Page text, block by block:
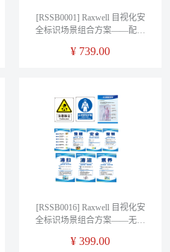
[RSSB0001] Raxwell 目视化安
全标识场景组合方案——配电
¥ 739.00
[RSSB0016] Raxwell 目视化安
全标识场景组合方案——无尘
¥399.00